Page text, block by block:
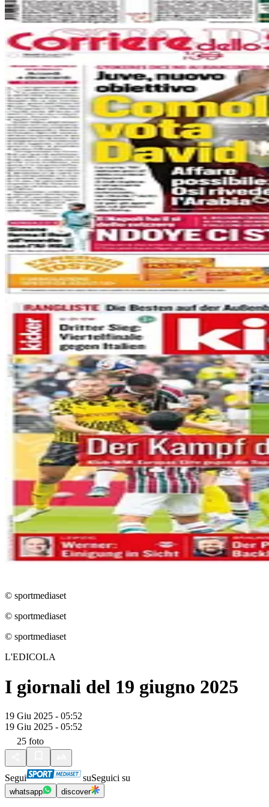
© sportmediaset
© sportmediaset
© sportmediaset
L'EDICOLA
I giornali del 19 giugno 2025
19 Giu 2025 - 05:52
19 Giu 2025 - 05:52
25 foto
Segui suSeguici su
whatsapp discover